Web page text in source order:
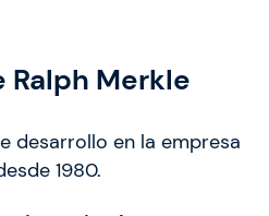
Ralph Merkle
desarrollo en la empresa
1980.